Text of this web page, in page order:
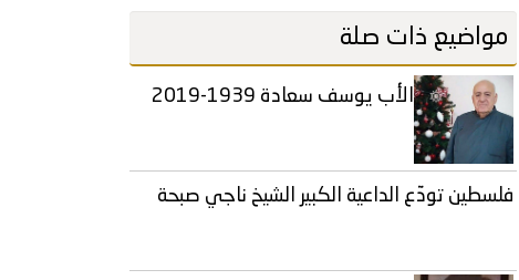
مواضيع ذات صلة
الأب يوسف سعادة 1939-2019
فلسطين تودّع الداعية الكبير الشيخ ناجي صبحة